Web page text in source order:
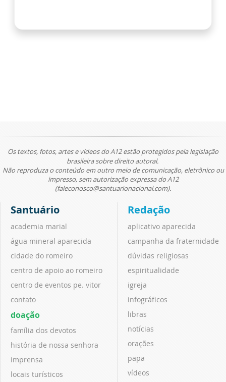
Os textos, fotos, artes e vídeos do A12 estão protegidos pela legislação
brasileira sobre direito autoral.
Não reproduza o conteúdo em outro meio de comunicação, eletrônico ou
impresso, sem autorização expressa do A12
(faleconosco@santuarionacional.com).
Santuário
academia marial
água mineral aparecida
cidade do romeiro
centro de apoio ao romeiro
centro de eventos pe. vitor
contato
doação
família dos devotos
história de nossa senhora
imprensa
locais turísticos
Redação
aplicativo aparecida
campanha da fraternidade
dúvidas religiosas
espiritualidade
igreja
infográficos
libras
notícias
orações
papa
vídeos